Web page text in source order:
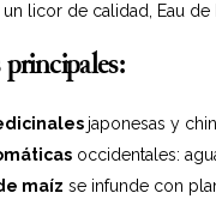
licor de calidad, Eau de
japonesas y
occidentales:
maíz se infunde con